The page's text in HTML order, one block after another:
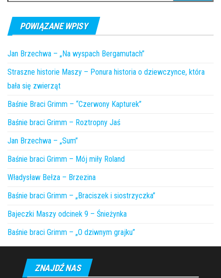
POWIĄZANE WPISY
Jan Brzechwa – „Na wyspach Bergamutach”
Straszne historie Maszy – Ponura historia o dziewczynce, która
bała się zwierząt
Baśnie Braci Grimm – “Czerwony Kapturek”
Baśnie braci Grimm – Roztropny Jaś
Jan Brzechwa – „Sum”
Baśnie braci Grimm – Mój miły Roland
Władysław Bełza – Brzezina
Baśnie braci Grimm – „Braciszek i siostrzyczka”
Bajeczki Maszy odcinek 9 – Śnieżynka
Baśnie braci Grimm – „O dziwnym grajku”
ZNAJDŹ NAS